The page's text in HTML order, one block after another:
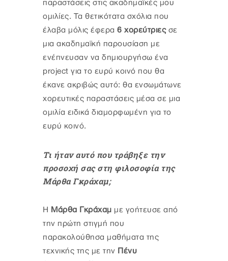
παραστάσεις στις ακαδημαϊκές μου
ομιλίες. Τα θετικότατα σχόλια που
έλαβα μόλις έφερα 6 χορεύτριεςσε
μια ακαδημαϊκή παρουσίαση με
ενέπνευσαν να δημιουργήσω ένα
project για το ευρύ κοινό που θα
έκανε ακριβώς αυτό: θα ενσωμάτωνε
χορευτικές παραστάσεις μέσα σε μια
ομιλία ειδικά διαμορφωμένη για το
ευρύ κοινό.
Τι ήταν αυτό που τράβηξε την
προσοχή σας στη φιλοσοφία της
Μάρθα Γκράχαμ;
Η Μάρθα Γκράχαμ με γοήτευσε από
την πρώτη στιγμή που
παρακολούθησα μαθήματα της
τεχνικής της με την Πένυ